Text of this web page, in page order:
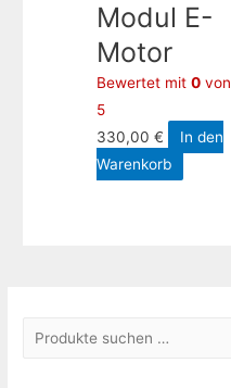
Modul E-
Motor
Bewertet mit0 von
5
330,00€
In den
Warenkorb